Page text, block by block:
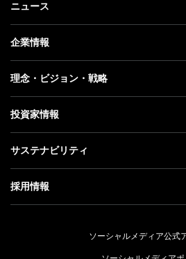
ニュース
ニュース トップ
プレスリリース
更新情報
記者説明会
企業情報
企業情報 トップ
社長メッセージ
事業紹介
ガバナンス
理念・ビジョン・戦略
理念・ビジョン・戦略 トップ
成長戦略「Activate AI for Society」
人材戦略
投資家情報
投資家情報 トップ
経営方針
サステナビリティ
サステナビリティ トップ
トップメッセージ
ESG方針・体制
採用情報
ソーシャルメディア公式